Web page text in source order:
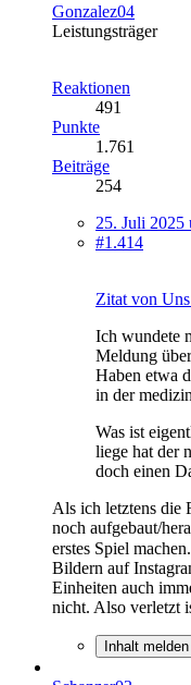
Gonzalez04
Leistungsträger
Reaktionen
491
Punkte
1.761
Beiträge
254
25. Juli 2025
#1.414
Zitat von
Ich wundete
Meldung
Haben etwa
in der
Was ist
liege hat der
doch einen
Als ich letztens die
noch aufgebaut/
erstes Spiel
Bildern auf
Einheiten auch
nicht. Also verletzt
Inhalt melden